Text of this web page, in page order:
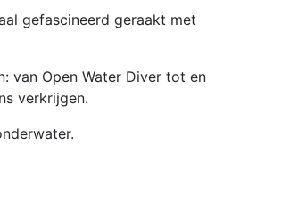
gefascineerd geraakt met
van Open Water Diver tot en
verkrijgen.